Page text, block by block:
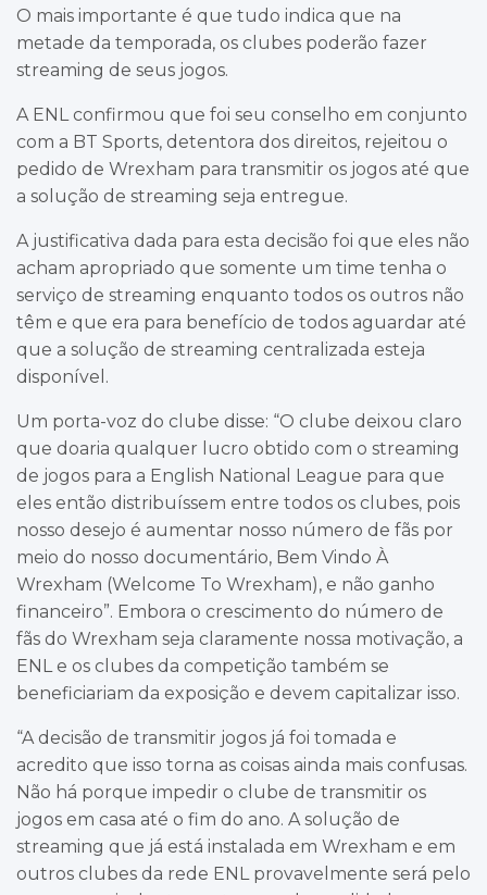
O mais importante é que tudo indica que na
metade da temporada, os clubes poderão fazer
streaming de seus jogos.
A ENL confirmou que foi seu conselho em conjunto
com a BT Sports, detentora dos direitos, rejeitou o
pedido de Wrexham para transmitir os jogos até que
a solução de streaming seja entregue.
A justificativa dada para esta decisão foi que eles não
acham apropriado que somente um time tenha o
serviço de streaming enquanto todos os outros não
têm e que era para benefício de todos aguardar até
que a solução de streaming centralizada esteja
disponível.
Um porta-voz do clube disse: “O clube deixou claro
que doaria qualquer lucro obtido com o streaming
de jogos para a English National League para que
eles então distribuíssem entre todos os clubes, pois
nosso desejo é aumentar nosso número de fãs por
meio do nosso documentário, Bem Vindo À
Wrexham (Welcome To Wrexham), e não ganho
financeiro”. Embora o crescimento do número de
fãs do Wrexham seja claramente nossa motivação, a
ENL e os clubes da competição também se
beneficiariam da exposição e devem capitalizar isso.
“A decisão de transmitir jogos já foi tomada e
acredito que isso torna as coisas ainda mais confusas.
Não há porque impedir o clube de transmitir os
jogos em casa até o fim do ano. A solução de
streaming que já está instalada em Wrexham e em
outros clubes da rede ENL provavelmente será pelo